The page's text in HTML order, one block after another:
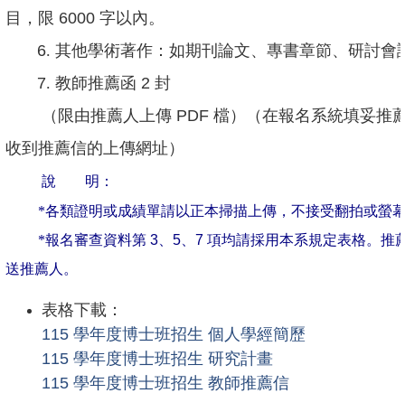
資
實
相
目，限 6000 字以內。
6. 其他學術著作：如期刊論文、專書章節、研討
7. 教師推薦函 2 封
（限由推薦人上傳 PDF 檔）（在報名系統填妥推
收到推薦信的上傳網址）
說 明：
*各類證明或成績單請以正本掃描上傳，不接受翻拍或螢
*報名審查資料第 3 5 7 項均請採用本系規定表格。推
送推薦人。
表格下載：
115 學年度博士班招生 個人學經簡歷
115 學年度博士班招生 研究計畫
115 學年度博士班招生 教師推薦信